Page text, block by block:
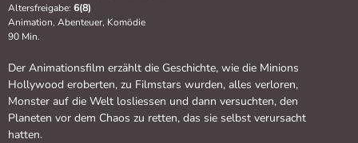
Altersfreigabe: 6(8)
Animation, Abenteuer, Komödie
90 Min.
Der Animationsfilm erzählt die Geschichte, wie die Minions
Hollywood eroberten, zu Filmstars wurden, alles verloren,
Monster auf die Welt losliessen und dann versuchten, den
Planeten vor dem Chaos zu retten, das sie selbst verursacht
hatten.